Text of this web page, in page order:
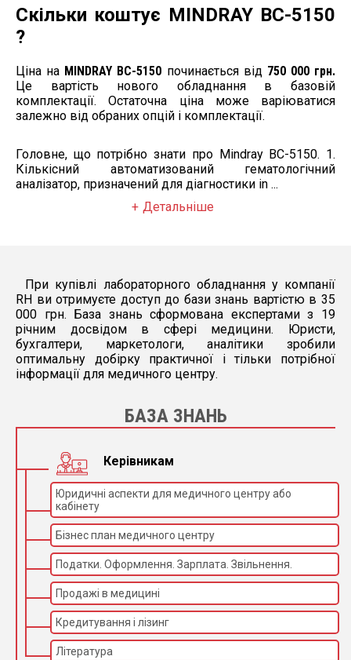
Скільки коштує MINDRAY BC-5150
?
Ціна на MINDRAY BC-5150 починається від 750 000 грн.
Це вартість нового обладнання в базовій
комплектації. Остаточна ціна може варіюватися
залежно від обраних опцій і комплектації.
Головне, що потрібно знати про Mindray BC-5150. 1.
Кількісний автоматизований гематологічний
аналізатор, призначений для діагностики in ...
Детальніше
При купівлі лабораторного обладнання у компанії
RH ви отримуєте доступ до бази знань вартістю в 35
000 грн. База знань сформована експертами з 19
річним досвідом в сфері медицини. Юристи,
бухгалтери, маркетологи, аналітики зробили
оптимальну добірку практичної і тільки потрібної
інформації для медичного центру.
БАЗА ЗНАНЬ
Керівникам
Юридичні аспекти для медичного центру або
кабінету
Бізнес план медичного центру
Податки. Оформлення. Зарплата. Звільнення.
Продажі в медицині
Кредитування і лізинг
Література